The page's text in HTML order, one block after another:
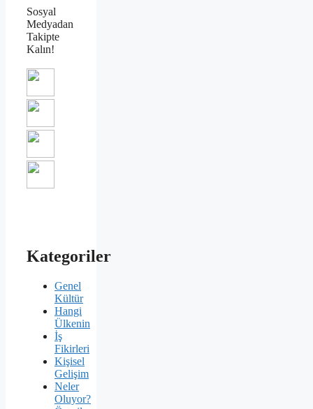
Sosyal
Medyadan
Takipte
Kalın!
Kategoriler
Genel
Kültür
Hangi
Ülkenin
İş
Fikirleri
Kişisel
Gelişim
Neler
Oluyor?